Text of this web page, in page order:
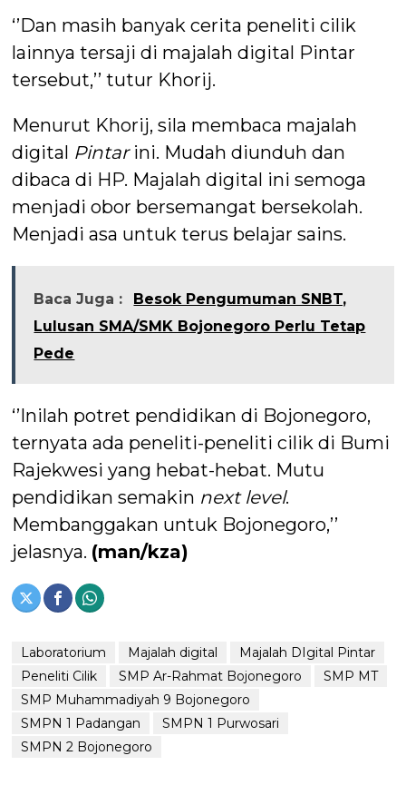
‘’Dan masih banyak cerita peneliti cilik
lainnya tersaji di majalah digital Pintar
tersebut,’’ tutur Khorij.
Menurut Khorij, sila membaca majalah
digital Pintarini. Mudah diunduh dan
dibaca di HP. Majalah digital ini semoga
menjadi obor bersemangat bersekolah.
Menjadi asa untuk terus belajar sains.
Baca Juga :
Besok Pengumuman SNBT,
Lulusan SMA/SMK Bojonegoro Perlu Tetap
Pede
‘’Inilah potret pendidikan di Bojonegoro,
ternyata ada peneliti-peneliti cilik di Bumi
Rajekwesi yang hebat-hebat. Mutu
pendidikan semakin next level.
Membanggakan untuk Bojonegoro,’’
jelasnya. (man/kza)
Laboratorium Majalah digital
Majalah DIgital Pintar
Peneliti Cilik
SMP Ar-Rahmat Bojonegoro
SMP MT
SMP Muhammadiyah 9 Bojonegoro
SMPN 1 Padangan
SMPN 1 Purwosari
SMPN 2 Bojonegoro